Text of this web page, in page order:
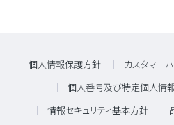
個人情報保護方針 カスタマー
個人番号及び特定個人情
情報セキュリティ基本方針